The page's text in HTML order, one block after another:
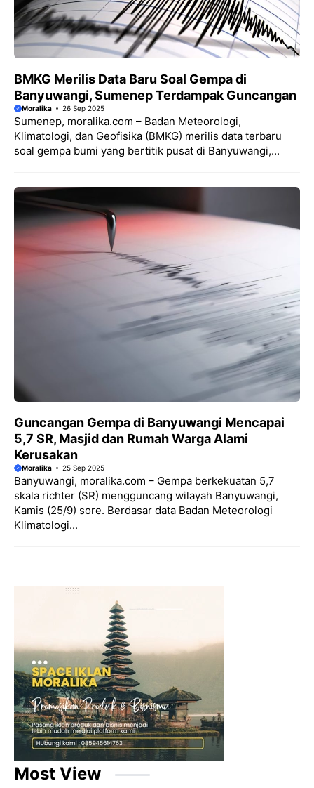
BMKG Merilis Data Baru Soal Gempa di
Banyuwangi, Sumenep Terdampak Guncangan
Moralika 26 Sep 2025
Sumenep, moralika.com – Badan Meteorologi,
Klimatologi, dan Geofisika (BMKG) merilis data terbaru
soal gempa bumi yang bertitik pusat di Banyuwangi,...
Guncangan Gempa di Banyuwangi Mencapai
5,7 SR, Masjid dan Rumah Warga Alami
Kerusakan
Moralika 25 Sep 2025
Banyuwangi, moralika.com – Gempa berkekuatan 5,7
skala richter (SR) mengguncang wilayah Banyuwangi,
Kamis (25/9) sore. Berdasar data Badan Meteorologi
Klimatologi...
Most View